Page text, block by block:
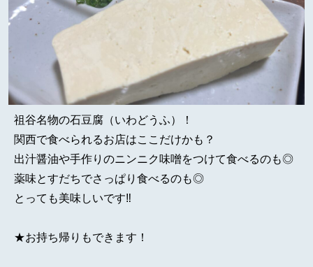
祖谷名物の石豆腐（いわどうふ）！
関西で食べられるお店はここだけかも？
出汁醤油や手作りのニンニク味噌をつけて食べるのも◎
薬味とすだちでさっぱり食べるのも◎
とっても美味しいです‼
★お持ち帰りもできます！